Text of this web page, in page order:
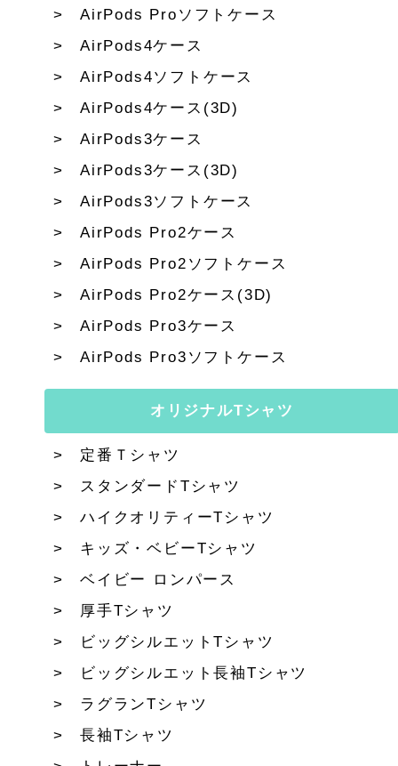
AirPods Proソフトケース
AirPods4ケース
AirPods4ソフトケース
AirPods4ケース(3D)
AirPods3ケース
AirPods3ケース(3D)
AirPods3ソフトケース
AirPods Pro2ケース
AirPods Pro2ソフトケース
AirPods Pro2ケース(3D)
AirPods Pro3ケース
AirPods Pro3ソフトケース
オリジナルTシャツ
定番Ｔシャツ
スタンダードTシャツ
ハイクオリティーTシャツ
キッズ・ベビーTシャツ
ベイビー ロンパース
厚手Tシャツ
ビッグシルエットTシャツ
ビッグシルエット長袖Tシャツ
ラグランTシャツ
長袖Tシャツ